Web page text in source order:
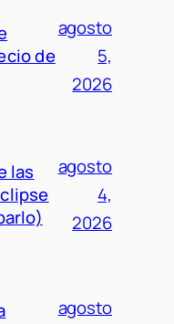
de
agosto
5,
2026
las
agosto
4,
2026
agosto